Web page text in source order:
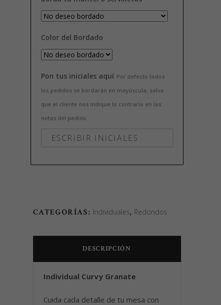
Color del Bordado
Pon tus iniciales aquí Por defecto todos
los pedidos se bordarán en mayúscula, salvo
que el cliente nos indique lo contrario en las
notas del pedido.
CATEGORÍAS: Individuales, Redondos
DESCRIPCIÓN
Individual Curvy Granate
Cuida cada detalle de tu mesa con